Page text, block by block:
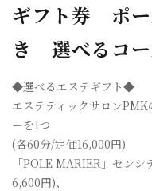
ギフト券 ポー
き 選べるコー
◆選べるエステギフト◆
エステティックサロン
ーを1つ
(各60分/定価16,000円)
「POLE MARIER」セン
6,600円)、